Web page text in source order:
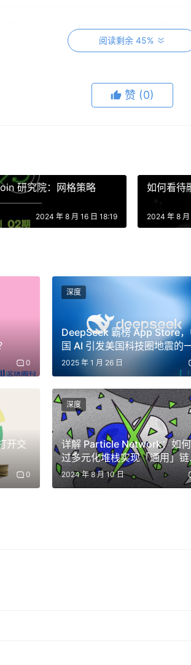
周，比特币交易量的七天移动平均值已从
的现货市场总交易量的七天移动平均线也
密货币市场的表现目前落后于纳斯达克
。
表示：「我们预计未来几周市场参与
高的敏感度，贝塔值分别约为 0.85 和
Eliézer Ndinga 表示，最新的通胀数据
显示，美国 7 月份核心消费者价格同比上
阅读剩余 45%
赞 (0)
研究院：网格策略
2024 年 8 月 16 日 18:19
如何看待
2024 年 8 月
0
DeepSeek 霸榜 App Store
国 AI 引发美国科技圈地震的
周
2025 年 1 月 26 日
深度
开交
0
详解 Particle Network：如
过多元化堆栈实现「通用」
象？
2024 年 8 月 10 日
深度